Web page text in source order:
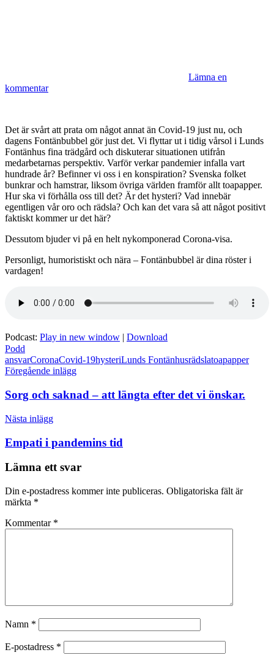
Lämna en
kommentar
Det är svårt att prata om något annat än Covid-19 just nu, och
dagens Fontänbubbel gör just det. Vi flyttar ut i tidig vårsol i Lunds
Fontänhus fina trädgård och diskuterar situationen utifrån
medarbetarnas perspektiv. Varför verkar pandemier infalla vart
hundrade år? Befinner vi oss i en konspiration? Svenska folket
bunkrar och hamstrar, liksom övriga världen framför allt toapapper.
Hur ska vi förhålla oss till det? Är det hysteri? Vad innebär
egentligen vår oro och rädsla? Och kan det vara så att något positivt
faktiskt kommer ur det här?
Dessutom bjuder vi på en helt nykomponerad Corona-visa.
Personligt, humoristiskt och nära – Fontänbubbel är dina röster i
vardagen!
Podcast: Play in new window | Download
Podd
ansvarCoronaCovid-19hysteriLunds Fontänhusrädslatoapapper
Inläggsnavigering
Föregående inlägg
Sorg och saknad – att längta efter det vi önskar.
Nästa inlägg
Empati i pandemins tid
Lämna ett svar
Din e-postadress kommer inte publiceras. Obligatoriska fält är
märkta *
Kommentar *
Namn *
E-postadress *